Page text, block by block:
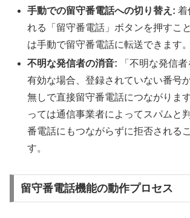
手動での留守番電話への切り替え: 着
れる「留守番電話」ボタンを押すこ
は手動で留守番電話に転送できます。
不明な発信者の消音: 「不明な発信
有効な場合、登録されていない番号
無しで直接留守番電話につながりま
っては通信事業者によってスパムと
番電話にもつながらずに拒否される
す。
留守番電話機能の動作プロセス